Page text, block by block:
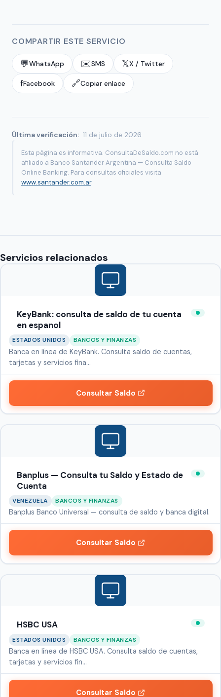
COMPARTIR ESTE SERVICIO
💬WhatsApp ✉️SMS 𝕏X / Twitter
fFacebook 🔗Copiar enlace
Última verificación: 11 de julio de 2026
Esta página es informativa. ConsultaDeSaldo.com no está
afiliado a Banco Santander Argentina — Consulta Saldo
Online Banking. Para consultas oficiales visita
www.santander.com.ar.
Servicios relacionados
KeyBank: consulta de saldo de tu cuenta
en espanol
ESTADOS UNIDOS BANCOS Y FINANZAS
Banca en línea de KeyBank. Consulta saldo de cuentas,
tarjetas y servicios fina…
Consultar Saldo
Banplus — Consulta tu Saldo y Estado de
Cuenta
VENEZUELA BANCOS Y FINANZAS
Banplus Banco Universal — consulta de saldo y banca digital.
Consultar Saldo
HSBC USA
ESTADOS UNIDOS BANCOS Y FINANZAS
Banca en línea de HSBC USA. Consulta saldo de cuentas,
tarjetas y servicios fin…
Consultar Saldo